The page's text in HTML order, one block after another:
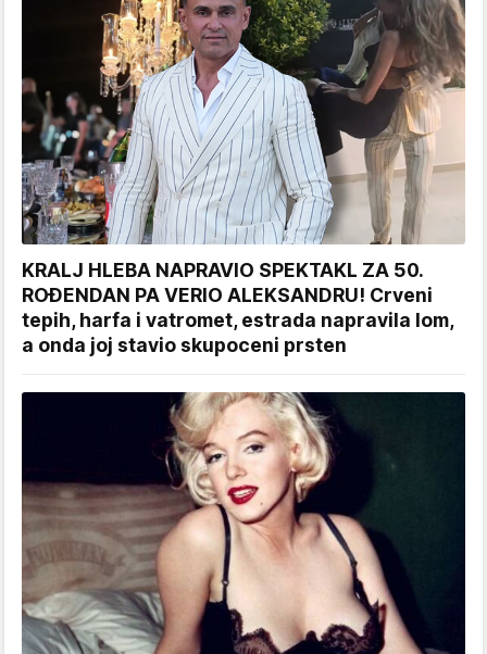
KRALJ HLEBA NAPRAVIO SPEKTAKL ZA 50.
ROĐENDAN PA VERIO ALEKSANDRU! Crveni
tepih, harfa i vatromet, estrada napravila lom,
a onda joj stavio skupoceni prsten